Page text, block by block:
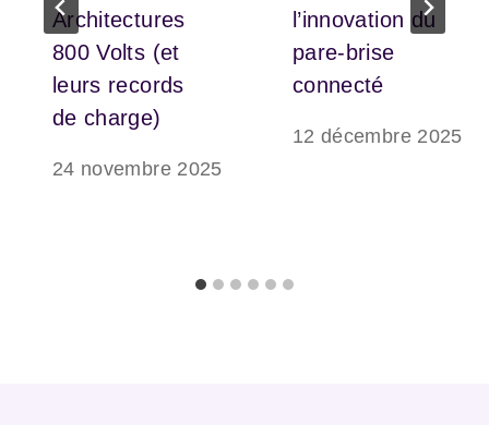
Architectures
800 Volts (et
leurs records
de charge)
24 novembre 2025
l’innovation du
pare-brise
connecté
12 décembre 2025